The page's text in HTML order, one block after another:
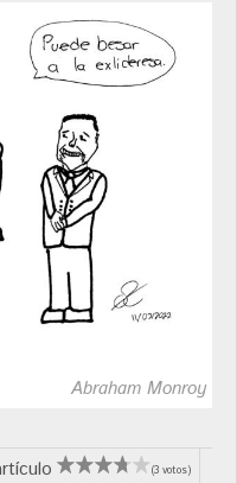
Abraham Monroy
(3 votos)